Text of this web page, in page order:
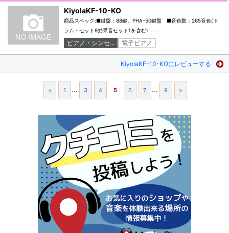
KiyolaKF-10-KO
商品スペック:■鍵盤：88鍵、PHA-50鍵盤 ■音色数：265音色(ド
ラム・セット8効果音セット1を含む) ...
ピアノ・シンセ... 電子ピアノ
KiyolaKF-10-KOにレビューする
< 1 ... 3 4 5 6 7 ... 9 >